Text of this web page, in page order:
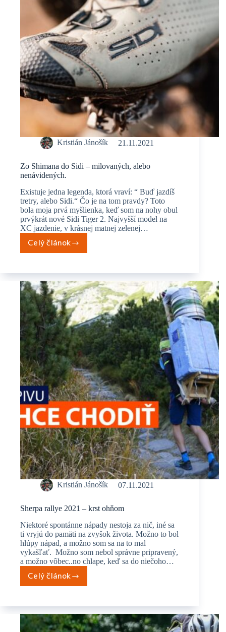
Kristián Jánošík 21.11.2021
Zo Shimana do Sidi – milovaných, alebo
nenávidených.
Existuje jedna legenda, ktorá vraví: “ Buď jazdíš
tretry, alebo Sidi.“ Čo je na tom pravdy? Toto
bola moja prvá myšlienka, keď som na nohy obul
prvýkrát nové Sidi Tiger 2. Najvyšší model na
XC jazdenie, v krásnej matnej zelenej…
Celý článok
Zo
Sidi
–
milovaných,
alebo
nenávidených.
Kristián Jánošík 07.11.2021
Sherpa rallye 2021 – krst ohňom
Niektoré spontánne nápady nestoja za nič, iné sa
ti vryjú do pamäti na zvyšok života. Možno to bol
hlúpy nápad, a možno som sa na to mal
vykašľať. Možno som nebol správne pripravený,
a možno vôbec..no chlape, keď sa do niečoho…
Celý článok
Sherpa
–
krst